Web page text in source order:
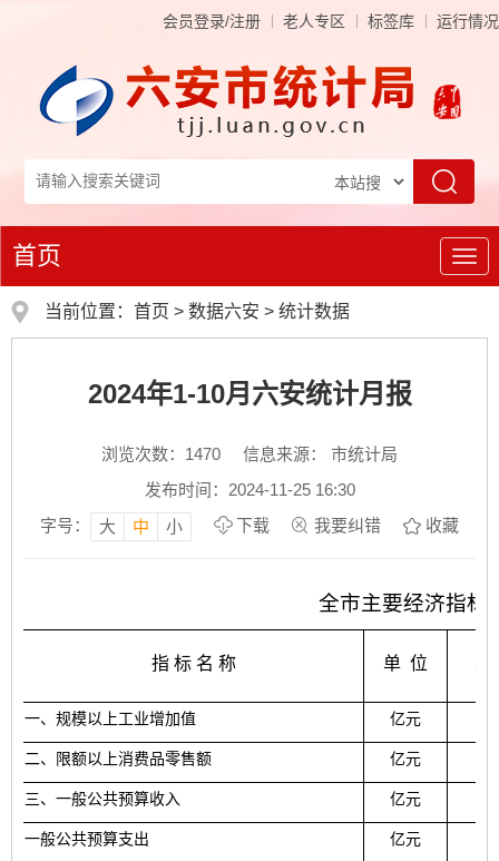
会员登录/注册 老人专区 标签库 运行情况
导
航
首页
当前位置： 首页 > 数据六安 > 统计数据
2024年1-10月六安统计月报
浏览次数： 1470
信息来源： 市统计局
发布时间：2024-11-25 16:30
字号：
大 中 小 下载 我要纠错 收藏
全市主要经济指标
指 标 名 称 单 位 本
一、规模以上工业增加值 亿元
二、 限额以上消费品零售额 亿元
三、一般公共预算收入 亿元
一般公共预算支出 亿元